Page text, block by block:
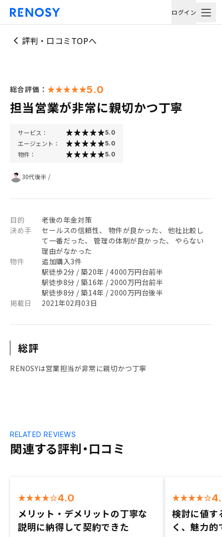
ログイン
評判・口コミTOPへ
総合評価： 5.0
担当営業が非常に親切かつ丁寧
サービス： 5.0
エージェント： 5.0
物件： 5.0
30代後半 /
目的
老後の年金対策
決め手
セールスの信頼性、 物件が良かった、 他社比較し
て一番だった、 管理の体制が良かった、 やらない
理由がなかった
物件
追加購入3件
駅徒歩2分 / 築20年 / 4000万円台前半
駅徒歩8分 / 築16年 / 2000万円台前半
駅徒歩8分 / 築14年 / 2000万円台後半
掲載日
2021年02月03日
総評
RENOSYは営業担当が非常に親切かつ丁寧
関連する評判・口コミ
RELATED REVIEWS
4.0
メリット・デメリットの丁寧な
説明に納得して契約できた
検討に値す
く、魅力的